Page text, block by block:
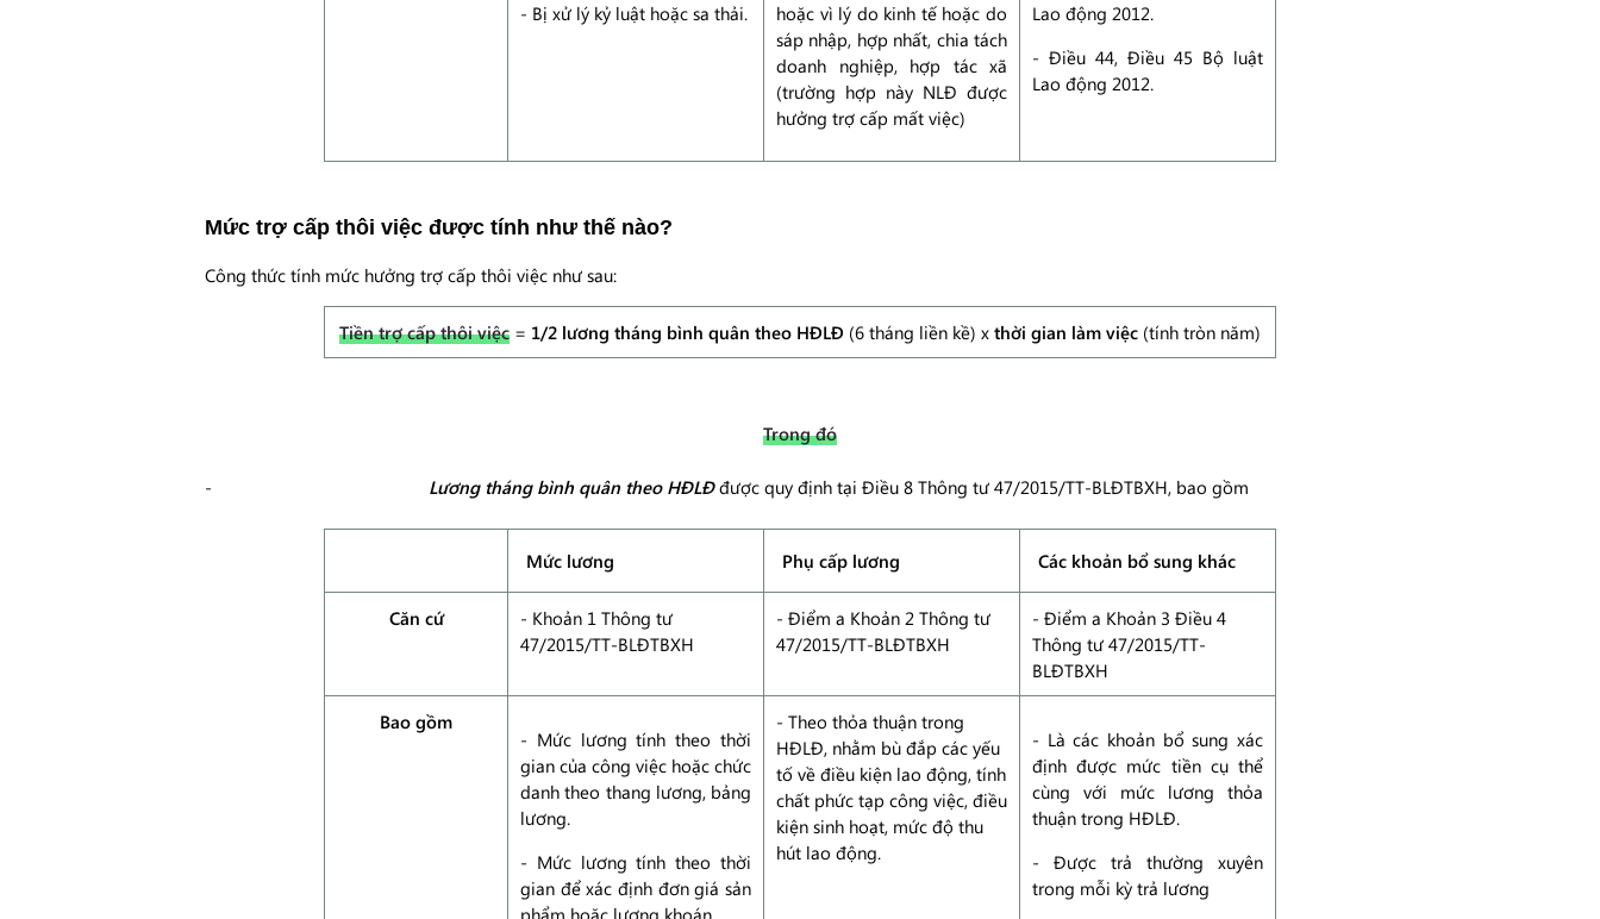
- Bị xử lý kỷ luật hoặc sa thải.
hoặc vì lý do kinh tế hoặc do
sáp nhập, hợp nhất, chia tách
doanh nghiệp, hợp tác xã
(trường hợp này NLĐ được
hưởng trợ cấp mất việc)
Lao động 2012.
- Điều 44, Điều 45 Bộ luật
Lao động 2012.
Mức trợ cấp thôi việc được tính như thế nào?
Công thức tính mức hưởng trợ cấp thôi việc như sau:
Tiền trợ cấp thôi việc = 1/2 lương tháng bình quân theo HĐLĐ (6 tháng liền kề) x thời gian làm việc (tính tròn năm)
Trong đó
Lương tháng bình quân theo HĐLĐđược quy định tại Điều 8 Thông tư 47/2015/TT-BLĐTBXH, bao gồm
Mức lương Phụ cấp lương Các khoản bổ sung khác
Căn cứ
- Khoản 1 Thông tư
47/2015/TT-BLĐTBXH
- Điểm a Khoản 2 Thông tư
47/2015/TT-BLĐTBXH
- Điểm a Khoản 3 Điều 4
Thông tư 47/2015/TT-
BLĐTBXH
Bao gồm
- Mức lương tính theo thời
gian của công việc hoặc chức
danh theo thang lương, bảng
lương.
- Mức lương tính theo thời
gian để xác định đơn giá sản
phẩm hoặc lương khoán.
- Theo thỏa thuận trong
HĐLĐ, nhằm bù đắp các yếu
tố về điều kiện lao động, tính
chất phức tạp công việc, điều
kiện sinh hoạt, mức độ thu
hút lao động.
- Là các khoản bổ sung xác
định được mức tiền cụ thể
cùng với mức lương thỏa
thuận trong HĐLĐ.
- Được trả thường xuyên
trong mỗi kỳ trả lương